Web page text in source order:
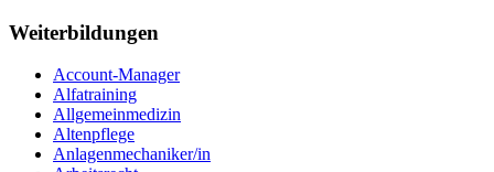
Weiterbildungen
Account-Manager
Alfatraining
Allgemeinmedizin
Altenpflege
Anlagenmechaniker/in